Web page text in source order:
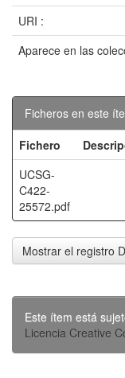
URI :
Aparece en las
Ficheros en este
Fichero
UCSG-
C422-
25572.pdf
Mostrar el registro
Este ítem está
Licencia Creative